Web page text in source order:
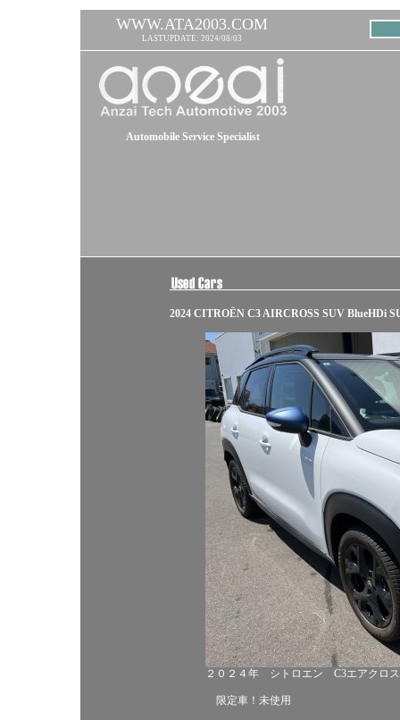
WWW.ATA2003.COM
LASTUPDATE: 2024/08/03
Automobile Service Specialist
2024 CITROËN C3 AIRCROSS SUV BlueHDi
２０２４年 シトロエン C3エアクロ
限定車！未使用